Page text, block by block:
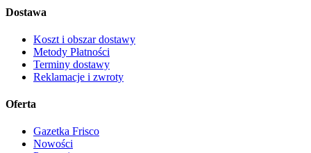
Dostawa
Koszt i obszar dostawy
Metody Płatności
Terminy dostawy
Reklamacje i zwroty
Oferta
Gazetka Frisco
Nowości